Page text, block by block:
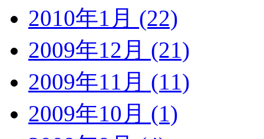
2010年1月 (22)
2009年12月 (21)
2009年11月 (11)
2009年10月 (1)